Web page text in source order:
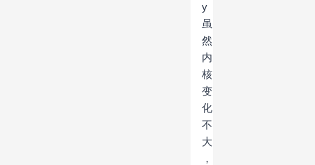
y
虽
然
内
核
变
化
不
大
，